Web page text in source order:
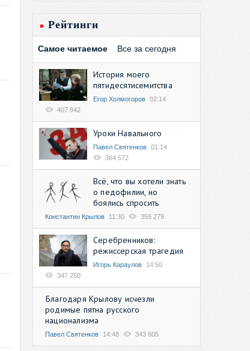
Рейтинги
Самое читаемое Все за сегодня
История моего
пятидесятисемитства
Егор Холмогоров 02:14
407 842
Уроки Навального
Павел Святенков 01:14
364 572
Всё, что вы хотели знать
о педофилии, но
боялись спросить
Константин Крылов 11:30 359 279
Серебренников:
режиссерская трагедия
Игорь Караулов
14:50
347 250
Благодаря Крылову исчезли
родимые пятна русского
национализма
Павел Святенков 14:48 343 605